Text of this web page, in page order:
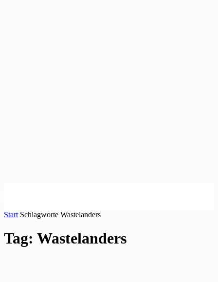
Start Schlagworte Wastelanders
Tag: Wastelanders